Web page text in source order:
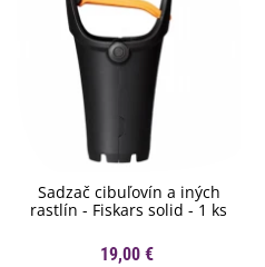
Sadzač cibuľovín a iných
rastlín - Fiskars solid - 1 ks
19,00 €